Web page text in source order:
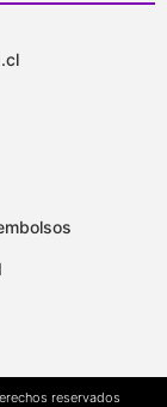
reservados